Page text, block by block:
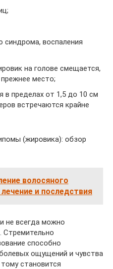
синдрома, воспаления
на голове смещается,
место;
в пределах от 1,5 до 10 см
встречаются крайне
(жировика): обзор
волосяного
и последствия
не всегда можно
Стремительно
способно
ощущений и чувства
становится